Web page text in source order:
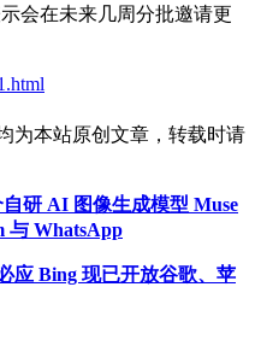
会在未来几周分批邀请更
为本站原创文章，转载时请
研 AI 图像生成模型 Muse
与 WhatsApp
应 Bing 现已开放谷歌、苹